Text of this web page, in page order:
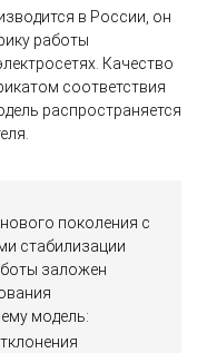
в России, он
работы
Качество
соответствия
распространяется
поколения с
стабилизации
заложен
модель: